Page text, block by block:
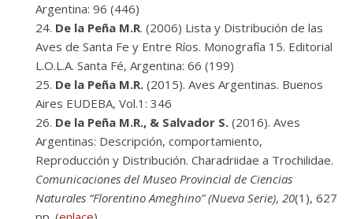
Argentina: 96 (446)
De la Peña M.R. (2006) Lista y Distribución de las
Aves de Santa Fe y Entre Ríos. Monografía 15. Editorial
L.O.L.A. Santa Fé, Argentina: 66 (199)
De la Peña M.R. (2015). Aves Argentinas. Buenos
Aires EUDEBA, Vol.1: 346
De la Peña M.R., & Salvador S. (2016). Aves
Argentinas: Descripción, comportamiento,
Reproducción y Distribución. Charadriidae a Trochilidae.
Comunicaciones del Museo Provincial de Ciencias
Naturales “Florentino Ameghino” (Nueva Serie), 20(1), 627